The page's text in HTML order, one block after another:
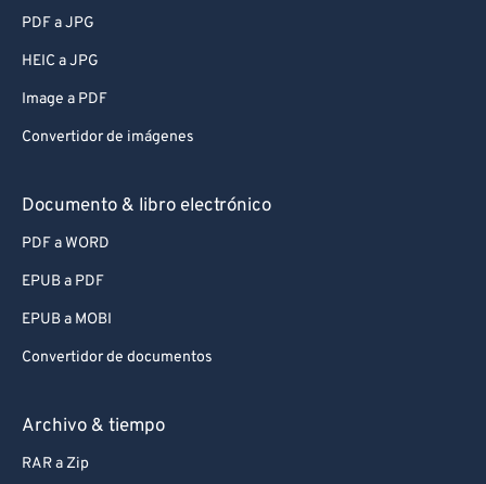
PDF a JPG
HEIC a JPG
Image a PDF
Convertidor de imágenes
Documento & libro electrónico
PDF a WORD
EPUB a PDF
EPUB a MOBI
Convertidor de documentos
Archivo & tiempo
RAR a Zip